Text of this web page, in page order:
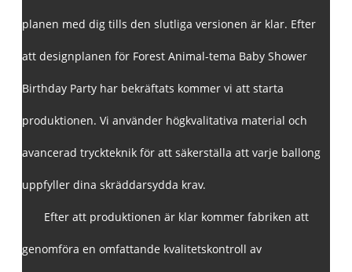
planen med dig tills den slutliga versionen är klar. Efter
att designplanen för Forest Animal-tema Baby Shower
Birthday Party har bekräftats kommer vi att starta
produktionen. Vi använder högkvalitativa material och
avancerad tryckteknik för att säkerställa att varje ballong
uppfyller dina skräddarsydda krav.
Efter att produktionen är klar kommer fabriken att
genomföra en omfattande kvalitetskontroll av